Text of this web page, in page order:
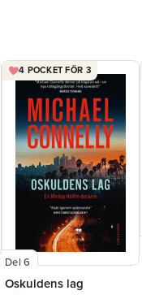
4 POCKET FÖR 3
Del 6
Oskuldens lag